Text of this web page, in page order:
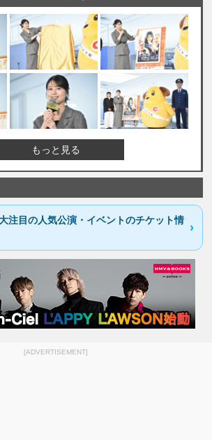
もっと見る
注目の人気公演・イベントのチケット情
[ADVERTISEMENT]